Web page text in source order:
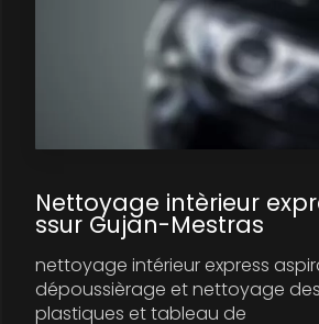
Nettoyage intèrieur
ssur Gujan-Mestras
nettoyage intérieur express
dépoussièrage et nettoyage des
plastiques et tableau de